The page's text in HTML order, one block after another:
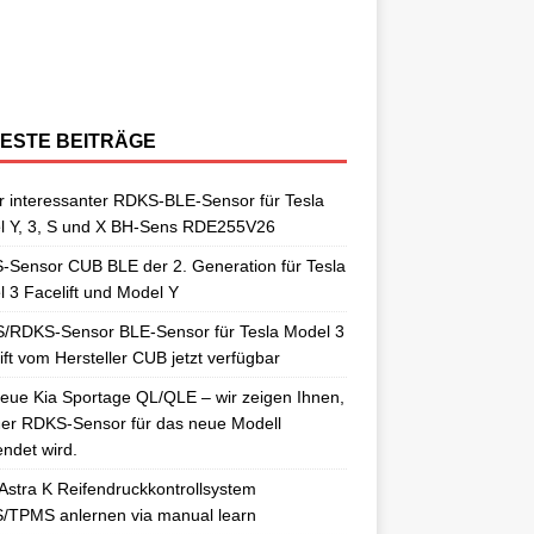
BEITRÄGE
interessanter RDKS-BLE-Sensor für Tesla
Y, 3, S und X BH-Sens RDE255V26
Sensor CUB BLE der 2. Generation für Tesla
3 Facelift und Model Y
RDKS-Sensor BLE-Sensor für Tesla Model 3
vom Hersteller CUB jetzt verfügbar
Kia Sportage QL/QLE – wir zeigen Ihnen,
RDKS-Sensor für das neue Modell
wird.
K Reifendruckkontrollsystem
TPMS anlernen via manual learn